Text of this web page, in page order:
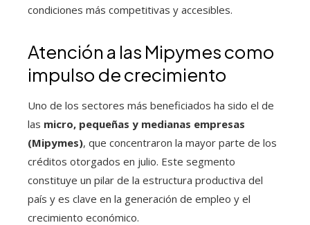
condiciones más competitivas y accesibles.
Atención a las Mipymes como
impulso de crecimiento
Uno de los sectores más beneficiados ha sido el de
las micro, pequeñas y medianas empresas
(Mipymes), que concentraron la mayor parte de los
créditos otorgados en julio. Este segmento
constituye un pilar de la estructura productiva del
país y es clave en la generación de empleo y el
crecimiento económico.